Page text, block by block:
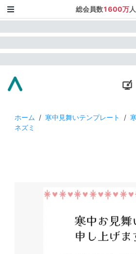
総会員数1600万
ホーム / 寒中見舞いテンプレート /
ネズミ